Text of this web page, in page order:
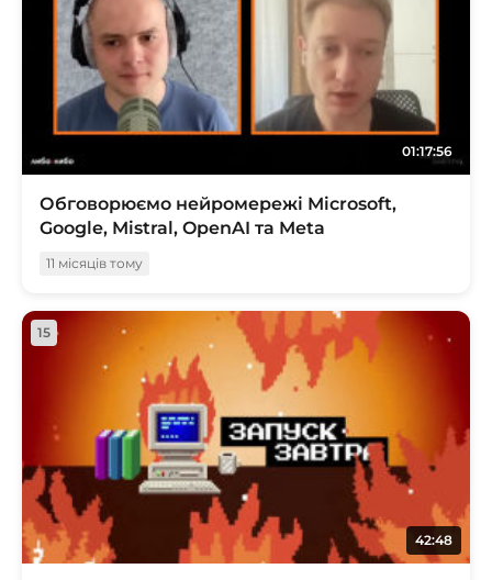
01:17:56
Обговорюємо нейромережі Microsoft,
Google, Mistral, OpenAI та Meta
11 місяців тому
15
42:48